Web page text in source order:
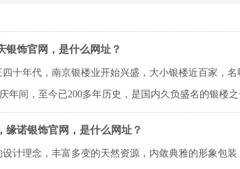
银饰官网，是什么网址？
四十年代，南京银楼业开始兴盛，大小银楼近百家，
年间，至今已200多年历史，是国内久负盛名的银楼之
缘诺银饰官网，是什么网址？
设计理念，丰富多变的天然资源，内敛典雅的形象包装